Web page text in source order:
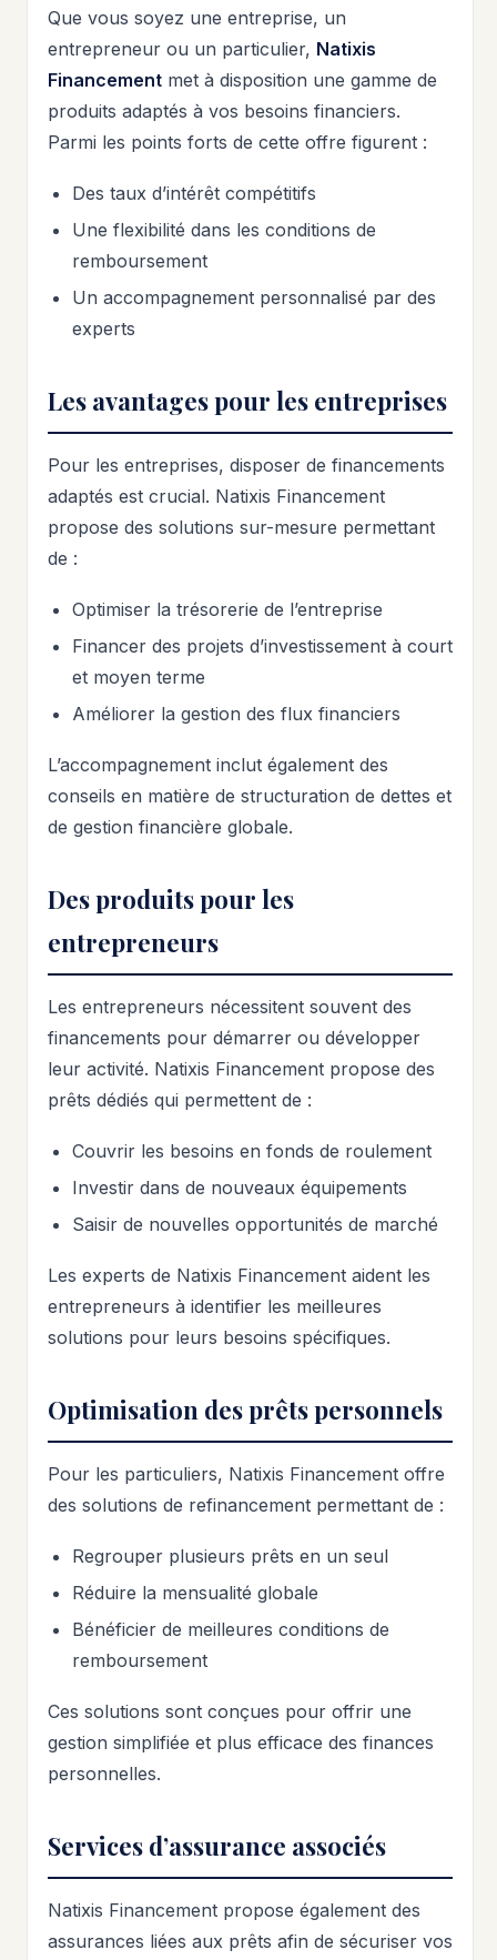
Que vous soyez une entreprise, un
entrepreneur ou un particulier, Natixis
Financement met à disposition une gamme de
produits adaptés à vos besoins financiers.
Parmi les points forts de cette offre figurent :
Des taux d’intérêt compétitifs
Une flexibilité dans les conditions de
remboursement
Un accompagnement personnalisé par des
experts
Les avantages pour les entreprises
Pour les entreprises, disposer de financements
adaptés est crucial. Natixis Financement
propose des solutions sur-mesure permettant
de :
Optimiser la trésorerie de l’entreprise
Financer des projets d’investissement à court
et moyen terme
Améliorer la gestion des flux financiers
L’accompagnement inclut également des
conseils en matière de structuration de dettes et
de gestion financière globale.
Des produits pour les
entrepreneurs
Les entrepreneurs nécessitent souvent des
financements pour démarrer ou développer
leur activité. Natixis Financement propose des
prêts dédiés qui permettent de :
Couvrir les besoins en fonds de roulement
Investir dans de nouveaux équipements
Saisir de nouvelles opportunités de marché
Les experts de Natixis Financement aident les
entrepreneurs à identifier les meilleures
solutions pour leurs besoins spécifiques.
Optimisation des prêts personnels
Pour les particuliers, Natixis Financement offre
des solutions de refinancement permettant de :
Regrouper plusieurs prêts en un seul
Réduire la mensualité globale
Bénéficier de meilleures conditions de
remboursement
Ces solutions sont conçues pour offrir une
gestion simplifiée et plus efficace des finances
personnelles.
Services d’assurance associés
Natixis Financement propose également des
assurances liées aux prêts afin de sécuriser vos